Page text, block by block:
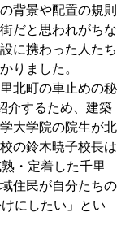
背景や配置の規則
だと思われがちな
に携わった人たち
りました。
北町の車止めの秘
介するため、建築
大学院の院生が北
の鈴木暁子校長は
・定着した千里
住民が自分たちの
にしたい」とい